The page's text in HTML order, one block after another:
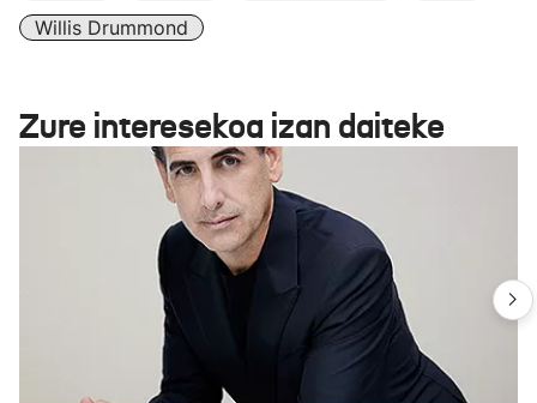
Willis Drummond
Zure interesekoa izan daiteke